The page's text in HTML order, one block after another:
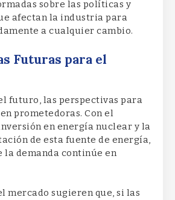
sobre las políticas y
afectan la industria para
a cualquier cambio.
Futuras para el
futuro, las perspectivas para
prometedoras. Con el
en energía nuclear y la
de esta fuente de energía,
la demanda continúe en
mercado sugieren que, si las